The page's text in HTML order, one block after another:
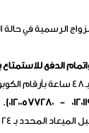
الرسمية في حالة
الدفع
يجب الحجز مسبقا بـ 48 ساعة
.